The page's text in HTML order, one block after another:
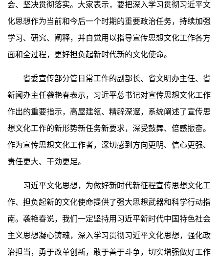
会、坚决贯彻落实。大家表示，要把深入学习贯彻习近平文
化思想作为当前和今后一个时期的重要政治任务，持续加强
学习、研究、阐释，并自觉用以指导宣传思想文化工作各方
面和全过程，更好担负起新时代新的文化使命。
省委宣传部分管日常工作的副部长、省文明办主任、省
新闻办主任袭艳春表示，习近平总书记对宣传思想文化工作
作出的重要指示，高屋建瓴、精辟深邃，系统阐述了宣传思
想文化工作的新形势新任务新要求，深受鼓舞、倍感振奋。
作为宣传思想文化工作者，深切感到方向更明、信心更强、
责任更大、干劲更足。
习近平文化思想，为做好新时代新征程宣传思想文化工
作、担负起新的文化使命提供了强大思想武器和科学行动指
南。袭艳春说，我们一定坚持用习近平新时代中国特色社会
主义思想凝心铸魂，深入学习贯彻习近平文化思想，强化政
治担当，勇于改革创新，敢于善于斗争，切实增强做好工作